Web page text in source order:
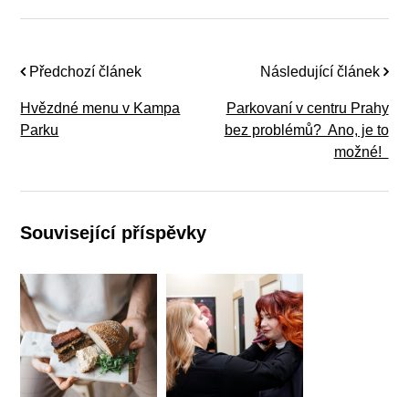
Předchozí článek
Hvězdné menu v Kampa
Parku
Následující článek
Parkovaní v centru Prahy
bez problémů? Ano, je to
možné!
Související příspěvky